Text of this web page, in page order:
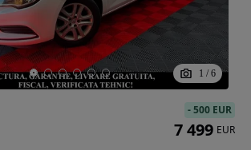
1 / 6
-500 EUR
7 499 EUR